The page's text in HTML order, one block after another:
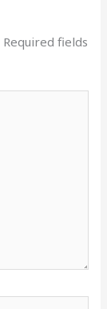
Required fields